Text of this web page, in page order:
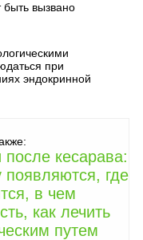
вызвано
при
эндокринной
после кесарава:
появляются, где
в чем
как лечить
путем